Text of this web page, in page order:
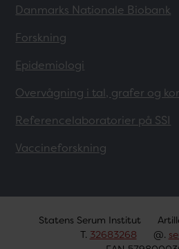
Danmarks Nationale Biobank
Forskning
Epidemiologi
Overvågning i tal, grafer og
Referencelaboratorier på SSI
Vaccineforskning
Statens Serum Institut
T. 32683268 @.